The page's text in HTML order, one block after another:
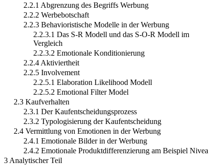
2.2.1 Abgrenzung des Begriffs Werbung
2.2.2 Werbebotschaft
2.2.3 Behavioristische Modelle in der Werbung
2.2.3.1 Das S-R Modell und das S-O-R Modell im
Vergleich
2.2.3.2 Emotionale Konditionierung
2.2.4 Aktiviertheit
2.2.5 Involvement
2.2.5.1 Elaboration Likelihood Modell
2.2.5.2 Emotional Filter Model
2.3 Kaufverhalten
2.3.1 Der Kaufentscheidungsprozess
2.3.2 Typologisierung der Kaufentscheidung
2.4 Vermittlung von Emotionen in der Werbung
2.4.1 Emotionale Bilder in der Werbung
2.4.2 Emotionale Produktdifferenzierung am Beispiel Nivea
3 Analytischer Teil